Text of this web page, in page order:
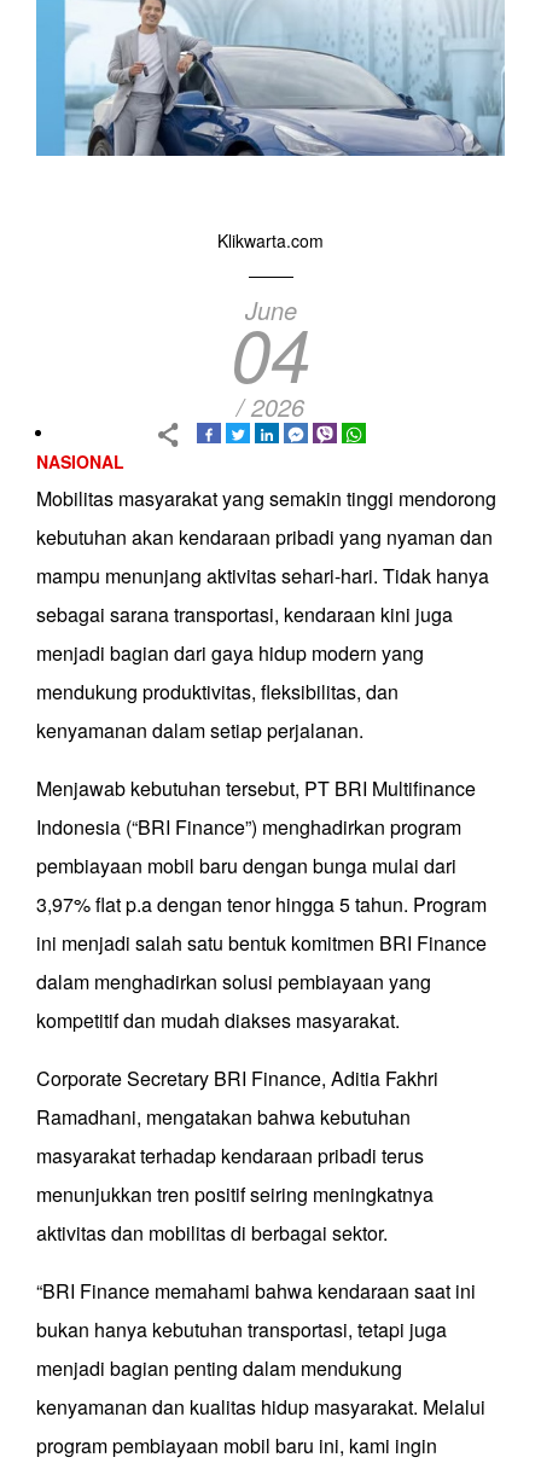
Klikwarta.com
June
04
/ 2026
NASIONAL
Mobilitas masyarakat yang semakin tinggi mendorong
kebutuhan akan kendaraan pribadi yang nyaman dan
mampu menunjang aktivitas sehari-hari. Tidak hanya
sebagai sarana transportasi, kendaraan kini juga
menjadi bagian dari gaya hidup modern yang
mendukung produktivitas, fleksibilitas, dan
kenyamanan dalam setiap perjalanan.
Menjawab kebutuhan tersebut, PT BRI Multifinance
Indonesia (“BRI Finance”) menghadirkan program
pembiayaan mobil baru dengan bunga mulai dari
3,97% flat p.a dengan tenor hingga 5 tahun. Program
ini menjadi salah satu bentuk komitmen BRI Finance
dalam menghadirkan solusi pembiayaan yang
kompetitif dan mudah diakses masyarakat.
Corporate Secretary BRI Finance, Aditia Fakhri
Ramadhani, mengatakan bahwa kebutuhan
masyarakat terhadap kendaraan pribadi terus
menunjukkan tren positif seiring meningkatnya
aktivitas dan mobilitas di berbagai sektor.
“BRI Finance memahami bahwa kendaraan saat ini
bukan hanya kebutuhan transportasi, tetapi juga
menjadi bagian penting dalam mendukung
kenyamanan dan kualitas hidup masyarakat. Melalui
program pembiayaan mobil baru ini, kami ingin